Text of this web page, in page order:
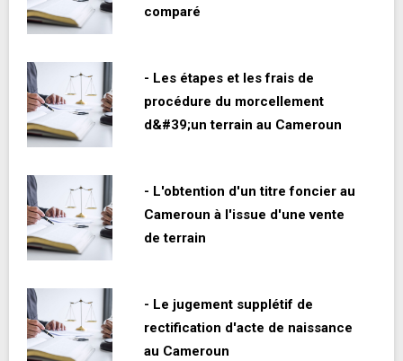
comparé
- Les étapes et les frais de
procédure du morcellement
d&#39;un terrain au Cameroun
- L'obtention d'un titre foncier au
Cameroun à l'issue d'une vente
de terrain
- Le jugement supplétif de
rectification d'acte de naissance
au Cameroun